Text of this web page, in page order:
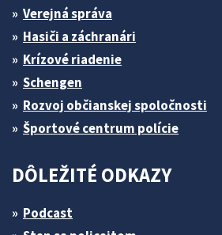
Verejná správa
Hasiči a záchranári
Krízové riadenie
Schengen
Rozvoj občianskej spoločnosti
Športové centrum polície
DÔLEŽITÉ ODKAZY
Podcast